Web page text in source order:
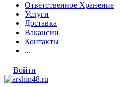
Ответственное Хранение
Услуги
Доставка
Вакансии
Контакты
...
Войти